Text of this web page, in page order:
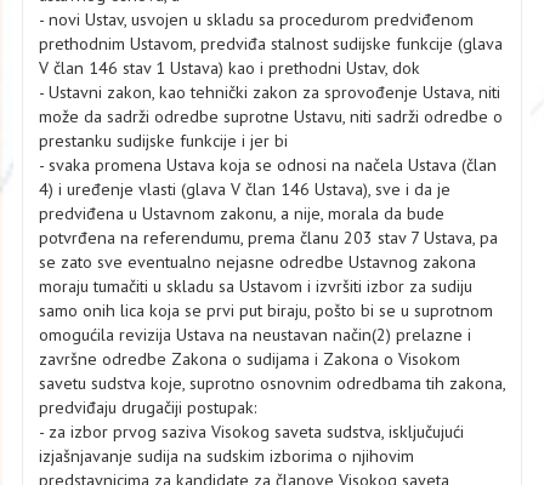
- novi Ustav, usvojen u skladu sa procedurom predviđenom
prethodnim Ustavom, predviđa stalnost sudijske funkcije (glava
V član 146 stav 1 Ustava) kao i prethodni Ustav, dok
- Ustavni zakon, kao tehnički zakon za sprovođenje Ustava, niti
može da sadrži odredbe suprotne Ustavu, niti sadrži odredbe o
prestanku sudijske funkcije i jer bi
- svaka promena Ustava koja se odnosi na načela Ustava (član
4) i uređenje vlasti (glava V član 146 Ustava), sve i da je
predviđena u Ustavnom zakonu, a nije, morala da bude
potvrđena na referendumu, prema članu 203 stav 7 Ustava, pa
se zato sve eventualno nejasne odredbe Ustavnog zakona
moraju tumačiti u skladu sa Ustavom i izvršiti izbor za sudiju
samo onih lica koja se prvi put biraju, pošto bi se u suprotnom
omogućila revizija Ustava na neustavan način(2) prelazne i
završne odredbe Zakona o sudijama i Zakona o Visokom
savetu sudstva koje, suprotno osnovnim odredbama tih zakona,
predviđaju drugačiji postupak:
- za izbor prvog saziva Visokog saveta sudstva, isključujući
izjašnjavanje sudija na sudskim izborima o njihovim